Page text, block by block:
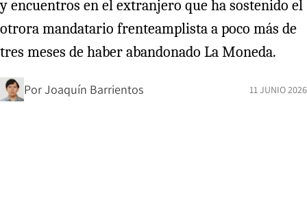
y encuentros en el extranjero que ha sostenido el
otrora mandatario frenteamplista a poco más de
tres meses de haber abandonado La Moneda.
PorJoaquín Barrientos 11 JUNIO 2026